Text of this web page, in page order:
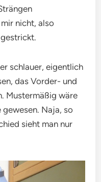
nicht, also
schlauer, eigentlich
das Vorder- und
Mustermäßig wäre
gewesen. Naja, so
sieht man nur